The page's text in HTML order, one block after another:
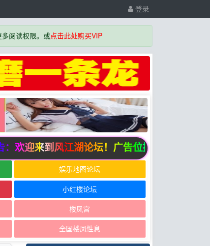
登录
阅读权限。或点击此处购买VIP
欢迎来到风江湖论坛！广告位招商中
娱乐地图论坛
小红楼论坛
楼凤宫
全国楼凤性息